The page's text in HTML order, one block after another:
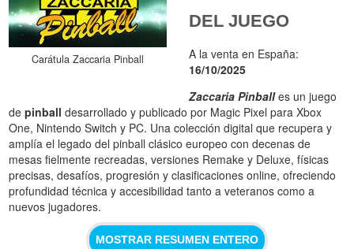
Carátula Zaccaria Pinball
DEL JUEGO
A la venta en España:
16/10/2025
Zaccaria Pinballes un juego
depinball desarrollado y publicado por Magic Pixel para Xbox
One, Nintendo Switch y PC. Una colección digital que recupera y
amplía el legado del pinball clásico europeo con decenas de
mesas fielmente recreadas, versiones Remake y Deluxe, físicas
precisas, desafíos, progresión y clasificaciones online, ofreciendo
profundidad técnica y accesibilidad tanto a veteranos como a
nuevos jugadores.
MOSTRAR RESUMEN ENTERO